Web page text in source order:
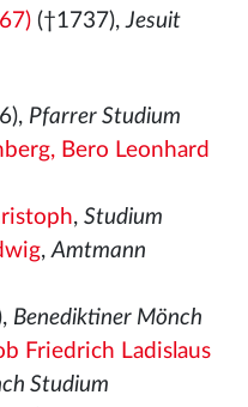
(†1737),Jesuit
Pfarrer Studium
Bero Leonhard
, Studium
,Amtmann
Benediktiner Mönch
Friedrich Ladislaus
Studium